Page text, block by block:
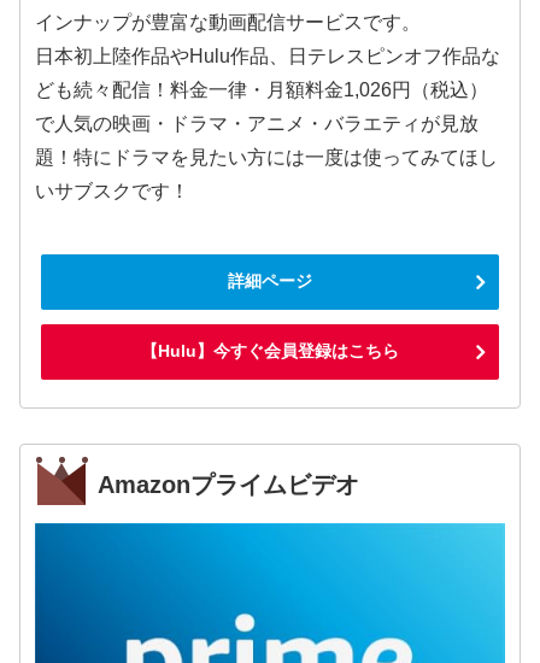
インナップが豊富な動画配信サービスです。
日本初上陸作品やHulu作品、日テレスピンオフ作品な
ども続々配信！料金一律・月額料金1,026円（税込）
で人気の映画・ドラマ・アニメ・バラエティが見放
題！特にドラマを見たい方には一度は使ってみてほし
いサブスクです！
詳細ページ
【Hulu】今すぐ会員登録はこちら
Amazonプライムビデオ